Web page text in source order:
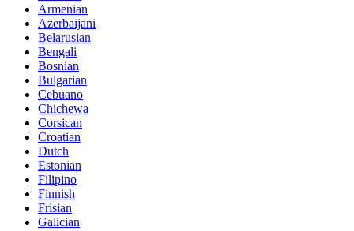
Armenian
Azerbaijani
Belarusian
Bengali
Bosnian
Bulgarian
Cebuano
Chichewa
Corsican
Croatian
Dutch
Estonian
Filipino
Finnish
Frisian
Galician